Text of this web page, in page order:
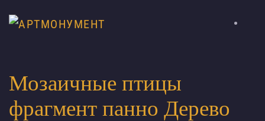
Мозаичные птицы
фрагмент панно Дерево